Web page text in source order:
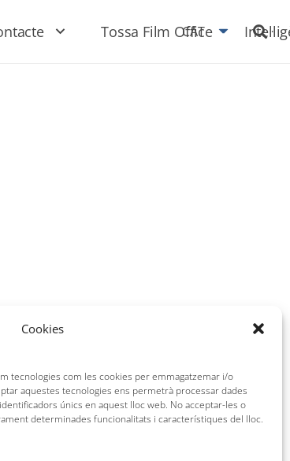
Cookies
tecnologies com les cookies per emmagatzemar i/o
aquestes tecnologies ens permetrà processar dades
únics en aquest lloc web. No acceptar-les o
determinades funcionalitats i característiques del lloc.
Tossa Film Office
CAT